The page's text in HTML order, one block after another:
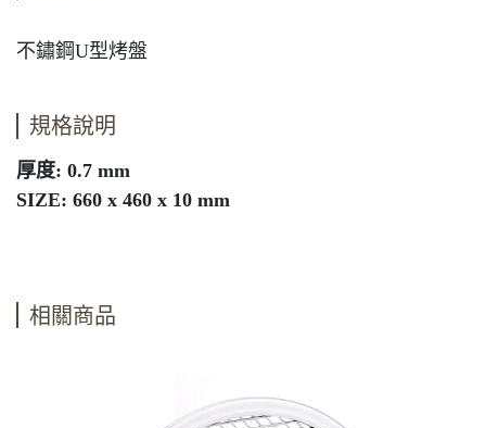
不鏽鋼U型烤盤
規格說明
厚度: 0.7 mm
SIZE: 660 x 460 x 10 mm
相關商品